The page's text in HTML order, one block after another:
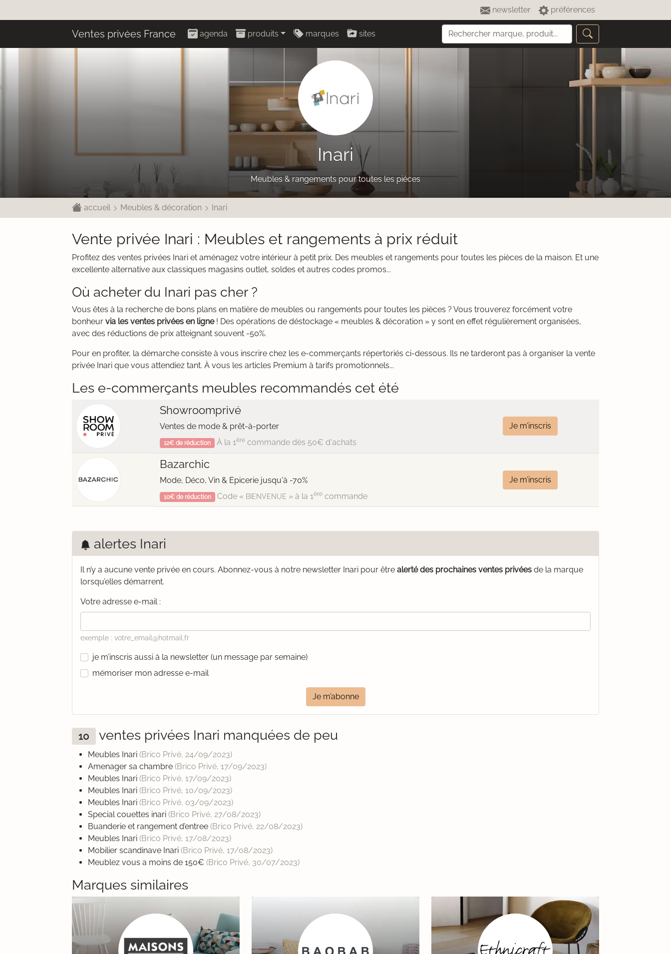
newsletter préférences
Ventes privées France agenda produits marques sites
Inari
Meubles & rangements pour toutes les pièces
accueil Meubles & décoration Inari
Vente privée Inari : Meubles et rangements à prix réduit
Profitez des ventes privées Inari et aménagez votre intérieur à petit prix. Des meubles et rangements pour toutes les pièces de la maison. Et une
excellente alternative aux classiques magasins outlet, soldes et autres codes promos...
Où acheter du Inari pas cher ?
Vous êtes à la recherche de bons plans en matière de meubles ou rangements pour toutes les pièces ? Vous trouverez forcément votre
bonheur via les ventes privées en ligne! Des opérations de déstockage « meubles & décoration » y sont en effet régulièrement organisées,
avec des réductions de prix atteignant souvent -50%.
Pour en profiter, la démarche consiste à vous inscrire chez les e-commerçants répertoriés ci-dessous. Ils ne tarderont pas à organiser la vente
privée Inari que vous attendiez tant. À vous les articles Premium à tarifs promotionnels...
Les e-commerçants meubles recommandés cet été
Showroomprivé
Ventes de mode & prêt-à-porter
12€ de réduction À la 1èrecommande dès 50€ d'achats
Je m’inscris
Bazarchic
Mode, Déco, Vin & Epicerie jusqu'à -70%
10€ de réduction Code « BIENVENUE » à la 1èrecommande
Je m’inscris
alertes Inari
Il n’y a aucune vente privée en cours. Abonnez-vous à notre newsletter Inari pour être alerté des prochaines ventes privées de la marque
lorsqu’elles démarrent.
Votre adresse e-mail :
exemple : votre_email@hotmail.fr
je m’inscris aussi à la newsletter (un message par semaine)
mémoriser mon adresse e-mail
Je m’abonne
10 ventes privées Inari manquées de peu
Meubles Inari (Brico Privé, 24/09/2023)
Amenager sa chambre (Brico Privé, 17/09/2023)
Meubles Inari (Brico Privé, 17/09/2023)
Meubles Inari (Brico Privé, 10/09/2023)
Meubles Inari (Brico Privé, 03/09/2023)
Special couettes inari (Brico Privé, 27/08/2023)
Buanderie et rangement d’entree (Brico Privé, 22/08/2023)
Meubles Inari (Brico Privé, 17/08/2023)
Mobilier scandinave Inari (Brico Privé, 17/08/2023)
Meublez vous a moins de 150€ (Brico Privé, 30/07/2023)
Marques similaires